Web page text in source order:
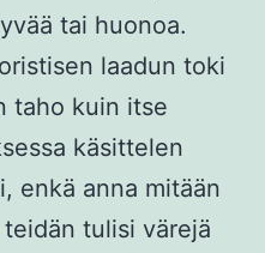
tai huonoa.
laadun toki
taho kuin itse
käsittelen
enkä anna mitään
tulisi värejä